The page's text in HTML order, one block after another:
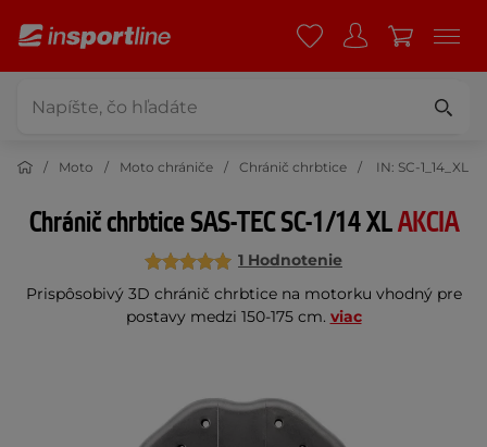
Moto Moto chrániče Chránič chrbtice IN: SC-1_14_XL
Chránič chrbtice SAS-TEC SC-1/14 XLAKCIA
1 Hodnotenie
Prispôsobivý 3D chránič chrbtice na motorku vhodný pre
postavy medzi 150-175 cm. viac